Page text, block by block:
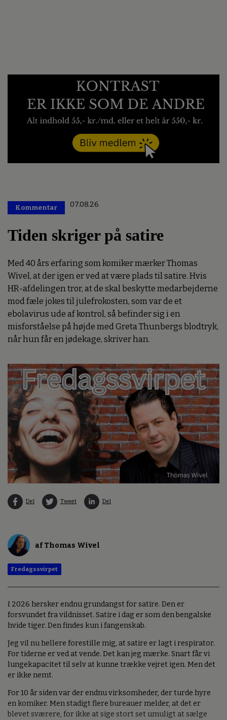
Kommentar 07.08.26
Tiden skriger på satire
Med 40 års erfaring som komiker mærker Thomas
Wivel, at der igen er ved at være plads til satire. Hvis
HR-afdelingen tror, at de skal beskytte medarbejderne
mod fæle jokes til julefrokosten, som var de et
ebolavirus ude af kontrol, så befinder sig i en
misforståelse på højde med Greta Thunbergs blodtryk,
når hun får en jødekage, skriver han.
Del Tweet Del
af Thomas Wivel
Fredagssvirpet
I 2026 hersker endnu grundangst for satire. Den er
forsvundet fra vildnisset. Satire i dag er som den bengalske
hvide tiger. Den findes kun i fangenskab.
Jeg vil nu hellere forestille mig, at satire er lagt i respirator.
For tiderne er ved at vende. Det kan jeg mærke. Snart får vi
lungekapacitet til selv at kunne trække vejret igen. Men det
er ikke nemt.
For 10 år siden var der endnu virksomheder, der turde hyre
en komiker. Men stadigt flere bureauer melder, at det er
blevet sværere, for ikke at sige stort set umuligt at sælge